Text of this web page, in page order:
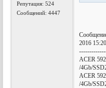
Репутация:524
Сообщений: 4447
2016 15:20
ACER
/4Gb/
ACER
/4Gb/